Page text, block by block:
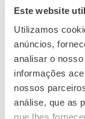
Este website
Utilizamos
anúncios,
analisar o
informações
nossos
análise, que as
contas,